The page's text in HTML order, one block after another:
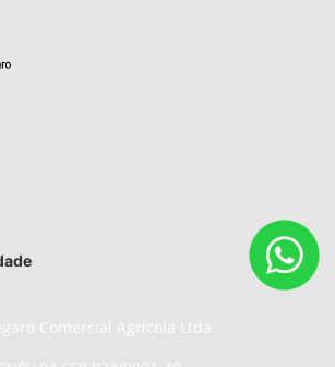
Comercial Agrícola Ltda.